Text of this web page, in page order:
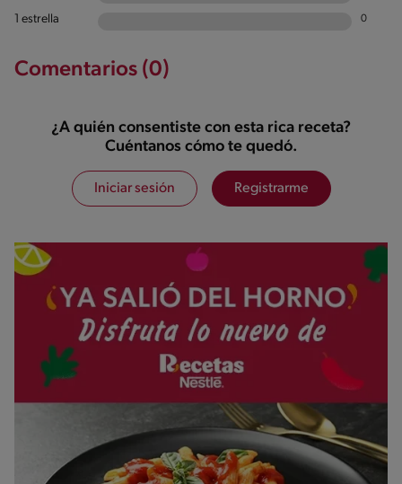
1 estrella 0
Comentarios (0)
¿A quién consentiste con esta rica receta?
Cuéntanos cómo te quedó.
Iniciar sesión Registrarme